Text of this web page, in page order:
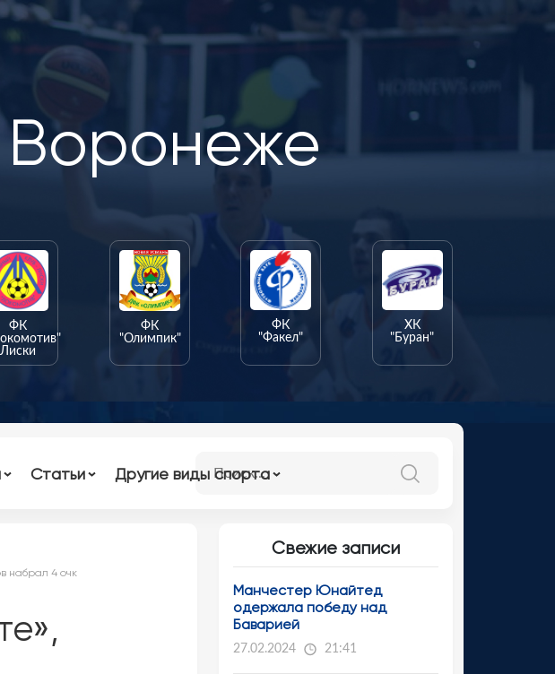
Воронеже
ФК
Лиски
ФК
"Олимпик"
ФК
"Факел"
ХК
"Буран"
Статьи Другие виды спорта
набрал 4 очк
Свежие записи
Манчестер Юнайтед
одержала победу над
Баварией
27.02.2024 21:41